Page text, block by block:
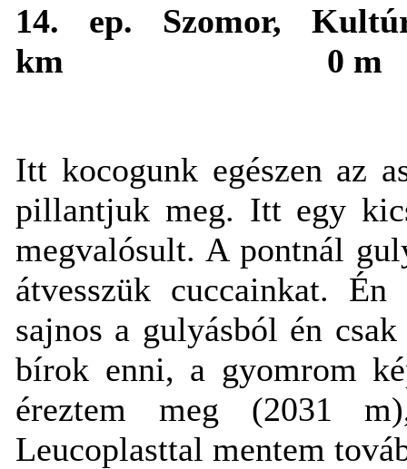
14. ep. Szomor,
km
0 m
Itt kocogunk egészen az
pillantjuk meg. Itt egy
megvalósult. A pontnál
átvesszük cuccainkat.
sajnos a gulyásból én
bírok enni, a gyomrom
éreztem meg (2031
Leucoplasttal mentem